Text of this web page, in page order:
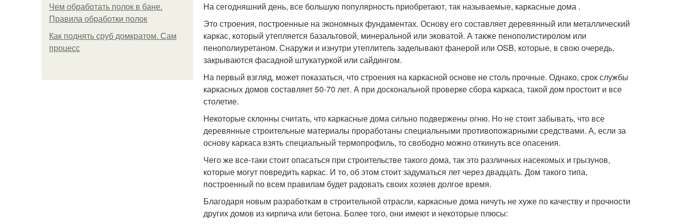
Чем обработать полок в бане.
Правила обработки полок
Как поднять сруб домкратом. Сам
процесс
На сегодняшний день, все большую популярность приобретают, так называемые, каркасные дома .
Это строения, построенные на экономных фундаментах. Основу его составляет деревянный или металлический
каркас, который утепляется базальтовой, минеральной или эковатой. А также пенополистиролом или
пенополиуретаном. Снаружи и изнутри утеплитель заделывают фанерой или OSB, которые, в свою очередь,
закрываются фасадной штукатуркой или сайдингом.
На первый взгляд, может показаться, что строения на каркасной основе не столь прочные. Однако, срок службы
каркасных домов составляет 50-70 лет. А при доскональной проверке сбора каркаса, такой дом простоит и все
столетие.
Некоторые склонны считать, что каркасные дома сильно подвержены огню. Но не стоит забывать, что все
деревянные строительные материалы проработаны специальными противопожарными средствами. А, если за
основу каркаса взять специальный термопрофиль, то свободно можно откинуть все опасения.
Чего же все-таки стоит опасаться при строительстве такого дома, так это различных насекомых и грызунов,
которые могут повредить каркас. И то, об этом стоит задуматься лет через двадцать. Дом такого типа,
построенный по всем правилам будет радовать своих хозяев долгое время.
Благодаря новым разработкам в строительной отрасли, каркасные дома ничуть не хуже по качеству и прочности
других домов из кирпича или бетона. Более того, они имеют и некоторые плюсы: